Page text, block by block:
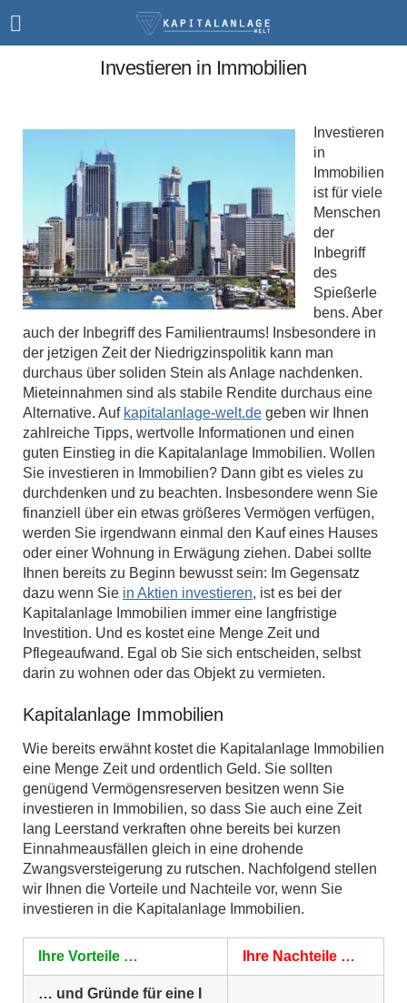
Investieren in Immobilien
Investieren
in
Immobilien
ist für viele
Menschen
der
Inbegriff
des
Spießerle
bens. Aber
auch der Inbegriff des Familientraums! Insbesondere in
der jetzigen Zeit der Niedrigzinspolitik kann man
durchaus über soliden Stein als Anlage nachdenken.
Mieteinnahmen sind als stabile Rendite durchaus eine
Alternative. Auf kapitalanlage-welt.de geben wir Ihnen
zahlreiche Tipps, wertvolle Informationen und einen
guten Einstieg in die Kapitalanlage Immobilien. Wollen
Sie investieren in Immobilien? Dann gibt es vieles zu
durchdenken und zu beachten. Insbesondere wenn Sie
finanziell über ein etwas größeres Vermögen verfügen,
werden Sie irgendwann einmal den Kauf eines Hauses
oder einer Wohnung in Erwägung ziehen. Dabei sollte
Ihnen bereits zu Beginn bewusst sein: Im Gegensatz
dazu wenn Sie in Aktien investieren, ist es bei der
Kapitalanlage Immobilien immer eine langfristige
Investition. Und es kostet eine Menge Zeit und
Pflegeaufwand. Egal ob Sie sich entscheiden, selbst
darin zu wohnen oder das Objekt zu vermieten.
Kapitalanlage Immobilien
Wie bereits erwähnt kostet die Kapitalanlage Immobilien
eine Menge Zeit und ordentlich Geld. Sie sollten
genügend Vermögensreserven besitzen wenn Sie
investieren in Immobilien, so dass Sie auch eine Zeit
lang Leerstand verkraften ohne bereits bei kurzen
Einnahmeausfällen gleich in eine drohende
Zwangsversteigerung zu rutschen. Nachfolgend stellen
wir Ihnen die Vorteile und Nachteile vor, wenn Sie
investieren in die Kapitalanlage Immobilien.
Ihre Vorteile … Ihre Nachteile …
… und Gründe für eine I